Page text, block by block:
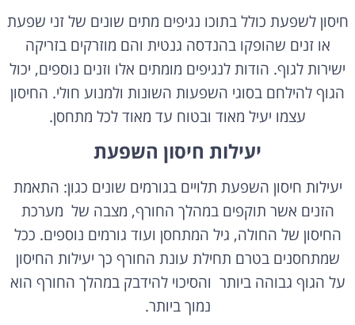
חיסון לשפעת כולל בתוכו נגיפים מתים שונים של זני שפעת
או זנים שהופקו בהנדסה גנטית והם מוזרקים בזריקה
ישירות לגוף. הודות לנגיפים מומתים אלו וזנים נוספים, יכול
הגוף להילחם בסוגי השפעות השונות ולמנוע חולי. החיסון
עצמו יעיל מאוד ובטוח עד מאוד לכל מתחסן.
יעילות חיסון השפעת
יעילות חיסון השפעת תלויים בגורמים שונים כגון: התאמת
הזנים אשר תוקפים במהלך החורף, מצבה של מערכת
החיסון של החולה, גיל המתחסן ועוד גורמים נוספים. ככל
שמתחסנים בטרם תחילת עונת החורף כך יעילות החיסון
על הגוף גבוהה ביותר והסיכוי להידבק במהלך החורף הוא
נמוך ביותר.